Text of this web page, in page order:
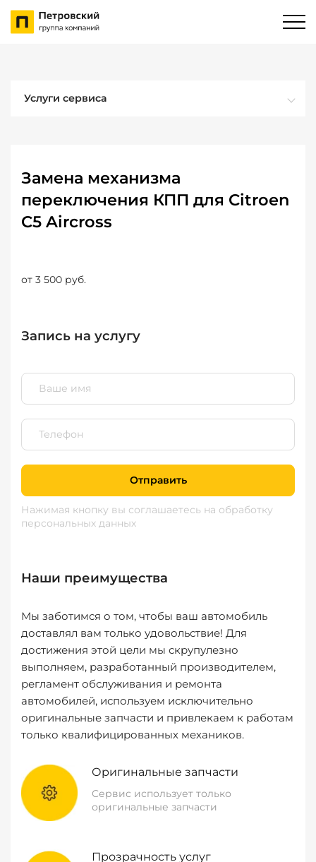
Услуги сервиса
Замена механизма
переключения КПП для Citroen
C5 Aircross
от 3 500 руб.
Запись на услугу
Отправить
Нажимая кнопку вы соглашаетесь на обработку
персональных данных
Наши преимущества
Мы заботимся о том, чтобы ваш автомобиль
доставлял вам только удовольствие! Для
достижения этой цели мы скрупулезно
выполняем, разработанный производителем,
регламент обслуживания и ремонта
автомобилей, используем исключительно
оригинальные запчасти и привлекаем к работам
только квалифицированных механиков.
Оригинальные запчасти
Сервис использует только
оригинальные запчасти
Прозрачность услуг